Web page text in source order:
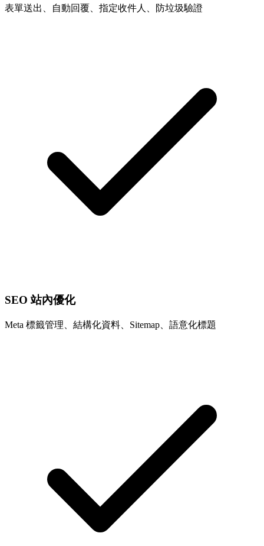
表單送出、自動回覆、指定收件人、防垃圾驗證
SEO 站內優化
Meta 標籤管理、結構化資料、Sitemap、語意化標題